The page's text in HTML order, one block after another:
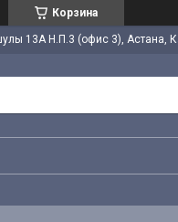
Корзина
13А Н.П.3 (офис 3), Астана,